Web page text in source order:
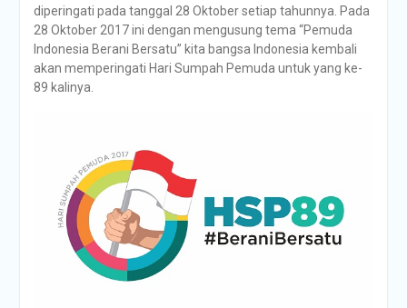
diperingati pada tanggal 28 Oktober setiap tahunnya. Pada
28 Oktober 2017 ini dengan mengusung tema “Pemuda
Indonesia Berani Bersatu” kita bangsa Indonesia kembali
akan memperingati Hari Sumpah Pemuda untuk yang ke-
89 kalinya.